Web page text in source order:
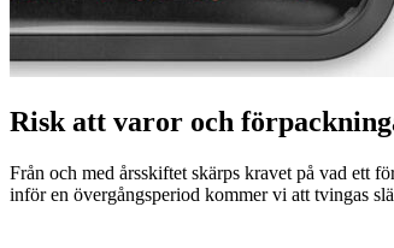
Risk att varor och
Från och med årsskiftet skärps kravet på vad ett
inför en övergångsperiod kommer vi att tvingas